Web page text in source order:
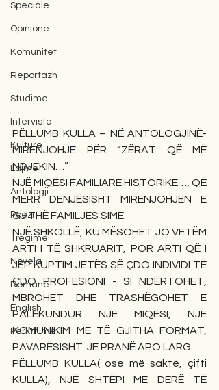
Speciale
Opinione
Komunitet
Reportazh
Studime
Intervista
Kulturë
Lajme
Antologji
Poezi
Tregime
Novela
Romane
English
Përkthime
PËLLUMB KULLA – NË ANTOLOGJINË-
MIRENJOHJE PËR “ZËRAT QË MË
NDJEKIN…”
NJË MIQËSI FAMILIARE HISTORIKE…, QË
MERR DENJËSISHT MIRËNJOHJEN E
GJITHË FAMILJES SIME.
NJË SHKOLLË, KU MËSOHET JO VETËM
ARTI I TË SHKRUARIT, POR ARTI QË I
JEP KUPTIM JETËS SË ÇDO INDIVIDI TË
ÇDO PROFESIONI - SI NDËRTOHET,
MBROHET DHE TRASHËGOHET E
PALËKUNDUR NJË MIQËSI, NJË
KOMUNIKIM ME TË GJITHA FORMAT,
PAVARËSISHT  JE PRANË APO LARG.
PËLLUMB KULLA( ose më saktë, çifti
KULLA), NJË SHTËPI ME DERË TË